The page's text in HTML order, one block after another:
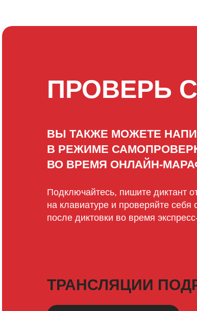
Подключайтесь, пишите диктант
на клавиатуре и проверяйте себя
после диктовки во время
ПРОВЕРЬ
ВЫ ТАКЖЕ МОЖЕТЕ
В РЕЖИМЕ
ВО ВРЕМЯ ОНЛАЙН-
ТРАНСЛЯЦИИ